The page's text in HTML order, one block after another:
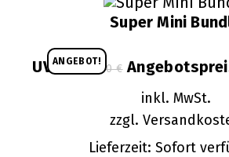
ANGEBOT!
Super Mini
UVP: 2.160,00€ Ursprünglicher
Preis
2.160,00 €
inkl. MwSt.
zzgl.
Lieferzeit: Sofort